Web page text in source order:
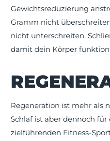
Gewichtsreduzierung
Gramm nicht
nicht unterschreiten.
damit dein Körper
Regeneration ist mehr als
Schlaf ist aber dennoch für
zielführenden Fitness-